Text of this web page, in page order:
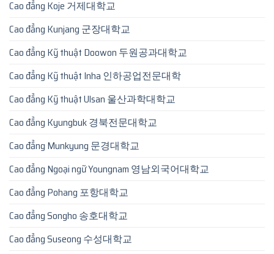
Cao đẳng Koje 거제대학교
Cao đẳng Kunjang 군장대학교
Cao đẳng Kỹ thuật Doowon 두원공과대학교
Cao đẳng Kỹ thuật Inha 인하공업전문대학
Cao đẳng Kỹ thuật Ulsan 울산과학대학교
Cao đẳng Kyungbuk 경북전문대학교
Cao đẳng Munkyung 문경대학교
Cao đẳng Ngoại ngữ Youngnam 영남외국어대학교
Cao đẳng Pohang 포항대학교
Cao đẳng Songho 송호대학교
Cao đẳng Suseong 수성대학교